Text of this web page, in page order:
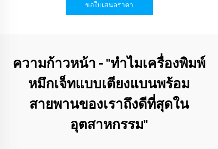
ขอใบเสนอราคา
ความก้าวหน้า - "ทำไมเครื่องพิมพ์
หมึกเจ็ทแบบเตียงแบนพร้อม
สายพานของเราถึงดีที่สุดใน
อุตสาหกรรม"